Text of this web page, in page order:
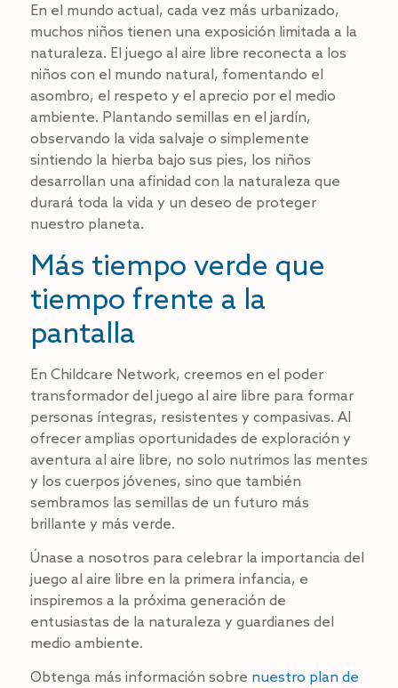
En el mundo actual, cada vez más urbanizado,
muchos niños tienen una exposición limitada a la
naturaleza. El juego al aire libre reconecta a los
niños con el mundo natural, fomentando el
asombro, el respeto y el aprecio por el medio
ambiente. Plantando semillas en el jardín,
observando la vida salvaje o simplemente
sintiendo la hierba bajo sus pies, los niños
desarrollan una afinidad con la naturaleza que
durará toda la vida y un deseo de proteger
nuestro planeta.
Más tiempo verde que
tiempo frente a la
pantalla
En Childcare Network, creemos en el poder
transformador del juego al aire libre para formar
personas íntegras, resistentes y compasivas. Al
ofrecer amplias oportunidades de exploración y
aventura al aire libre, no solo nutrimos las mentes
y los cuerpos jóvenes, sino que también
sembramos las semillas de un futuro más
brillante y más verde.
Únase a nosotros para celebrar la importancia del
juego al aire libre en la primera infancia, e
inspiremos a la próxima generación de
entusiastas de la naturaleza y guardianes del
medio ambiente.
Obtenga más información sobre nuestro plan de